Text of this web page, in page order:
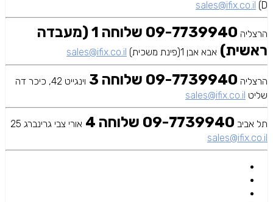
D)
sales@ifix.co.il
הרצליה
09-7739940 שלוחה 1 (מעבדה
ראשית) אבא אבן 1(פינת משכית) sales@ifix.co.il
הרצליה 09-7739940 שלוחה 3
וינגייט 42, כיכר דה
שליט sales@ifix.co.il
תל אביב 09-7739940 שלוחה 4
אורי צבי גרינברג 25
sales@ifix.co.il